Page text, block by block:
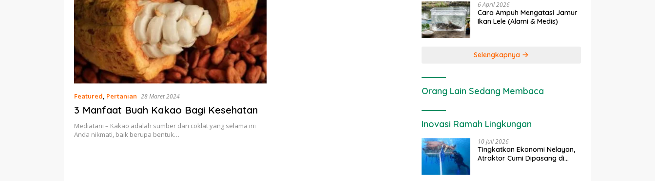
Featured, Pertanian 28 Maret 2024
3 Manfaat Buah Kakao Bagi Kesehatan
Mediatani – Kakao adalah sumber dari coklat yang selama ini
Anda nikmati, baik berupa bentuk…
6 April 2026
Cara Ampuh Mengatasi Jamur
Ikan Lele (Alami & Medis)
Selengkapnya
Orang Lain Sedang Membaca
Inovasi Ramah Lingkungan
10 Juli 2026
Tingkatkan Ekonomi Nelayan,
Atraktor Cumi Dipasang di